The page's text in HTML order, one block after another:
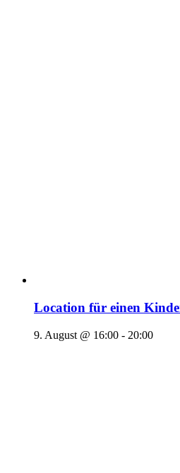
Location für einen
9. August @ 16:00 - 20:00